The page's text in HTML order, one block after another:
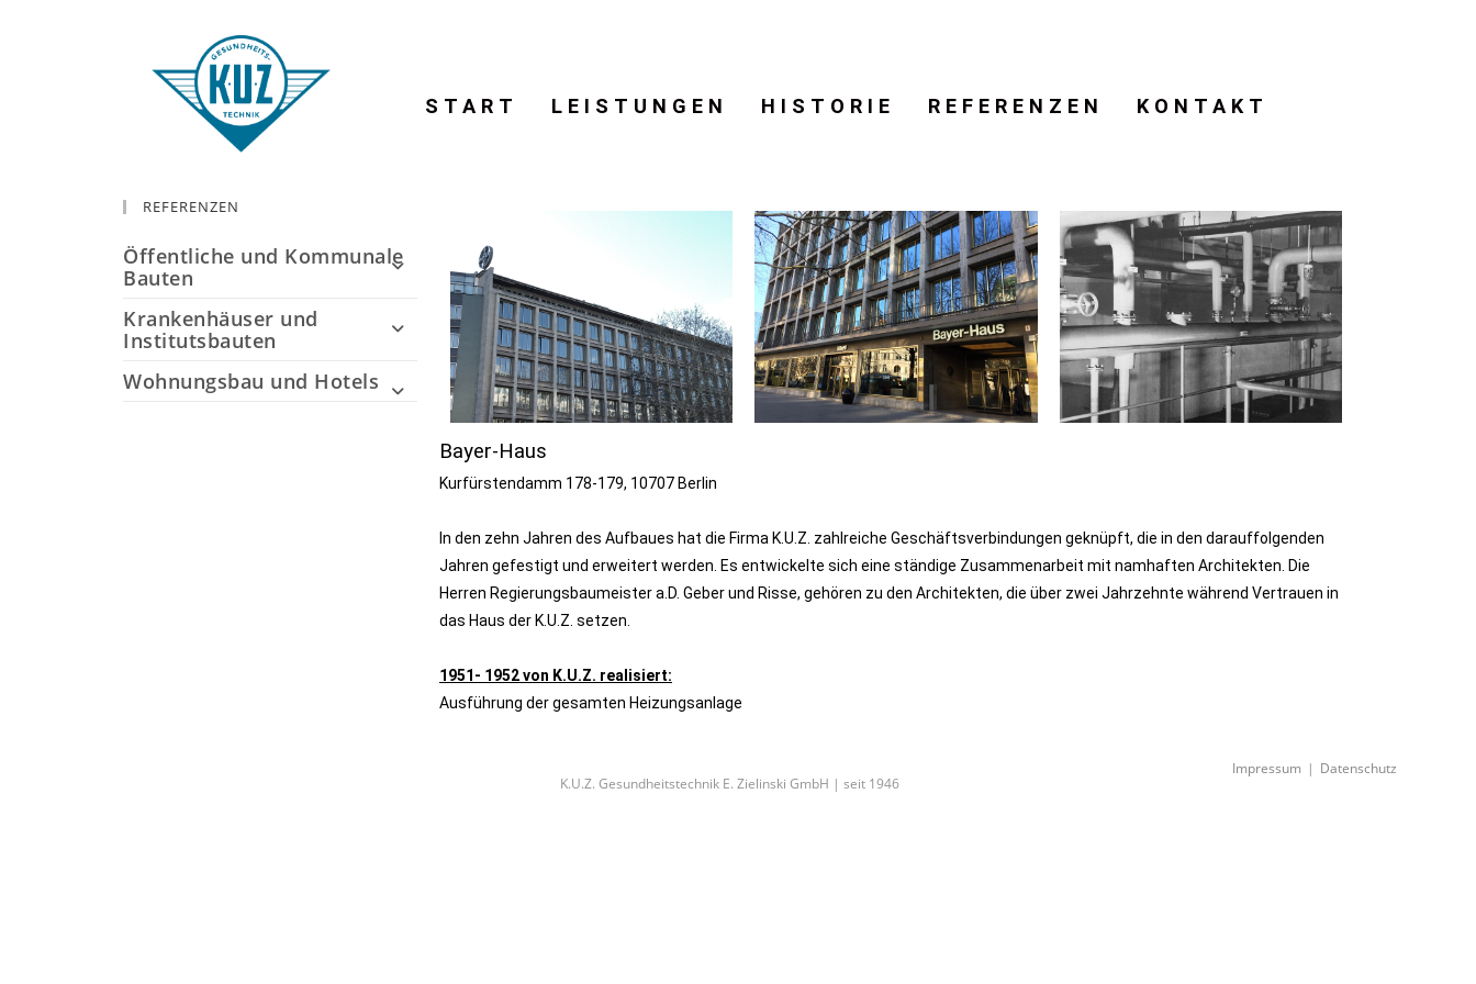
START LEISTUNGEN HISTORIE REFERENZEN KONTAKT
REFERENZEN
Öffentliche und Kommunale
Bauten
Krankenhäuser und
Institutsbauten
Wohnungsbau und Hotels
Bayer-Haus
Kurfürstendamm 178-179, 10707 Berlin
In den zehn Jahren des Aufbaues hat die Firma K.U.Z. zahlreiche Geschäftsverbindungen geknüpft, die in den darauffolgenden
Jahren gefestigt und erweitert werden. Es entwickelte sich eine ständige Zusammenarbeit mit namhaften Architekten. Die
Herren Regierungsbaumeister a.D. Geber und Risse, gehören zu den Architekten, die über zwei Jahrzehnte während Vertrauen in
das Haus der K.U.Z. setzen.
1951- 1952 von K.U.Z. realisiert:
Ausführung der gesamten Heizungsanlage
Impressum
Datenschutz
K.U.Z. Gesundheitstechnik E. Zielinski GmbH | seit 1946